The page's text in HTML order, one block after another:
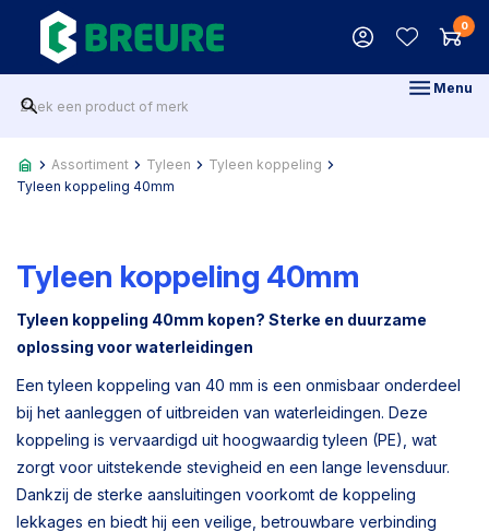
0
Menu
Assortiment Tyleen
Tyleen koppeling
Tyleen koppeling 40mm
Tyleen koppeling 40mm
Tyleen koppeling 40mm kopen? Sterke en duurzame
oplossing voor waterleidingen
Een tyleen koppeling van 40 mm is een onmisbaar onderdeel
bij het aanleggen of uitbreiden van waterleidingen. Deze
koppeling is vervaardigd uit hoogwaardig tyleen (PE), wat
zorgt voor uitstekende stevigheid en een lange levensduur.
Dankzij de sterke aansluitingen voorkomt de koppeling
lekkages en biedt hij een veilige, betrouwbare verbinding